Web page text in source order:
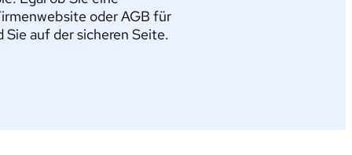
oder AGB für
auf der sicheren Seite.